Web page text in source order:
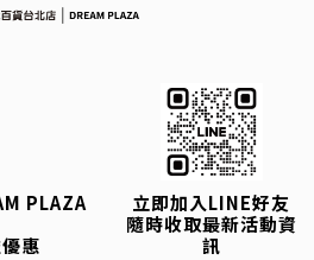
PLAZA
惠
立即加入LINE好友
隨時收取最新活動資
訊